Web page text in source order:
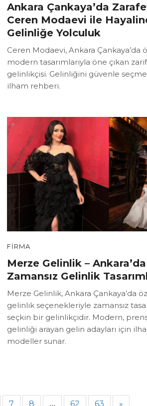
Ankara Çankaya’da
Ceren Modaevi ile
Gelinliğe Yolculuk
Ceren Modaevi, Ankara Çankaya’da
modern tasarımlarıyla öne çıkan
gelinlikçisi. Gelinliğini güvenle
ilham rehberi.
FIRMA
Merze Gelinlik –
Zamansız Gelinlik
Merze Gelinlik, Ankara Çankaya’da
gelinlik seçenekleriyle zamansız
seçkin bir gelinlikçidir. Modern,
gelinliği arayan gelin adayları için
modeller sunar.
7 8 ... 62 63 »